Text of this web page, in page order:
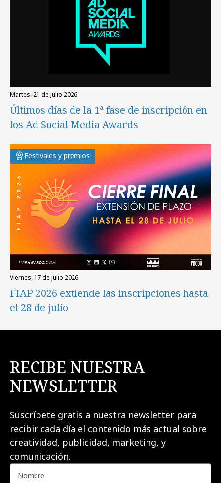
martes, 21 de julio 2026
Últimos días de la 1ª fase de inscripción en
los Ad Social Media Awards
Festivales y premios
viernes, 17 de julio 2026
FIAP 2026 extiende las inscripciones hasta
el 28 de julio
RECIBE NUESTRA
NEWSLETTER
Suscríbete gratis a nuestra newsletter para
recibir cada día el contenido más actual sobre
creatividad, publicidad, marketing, y
comunicación.